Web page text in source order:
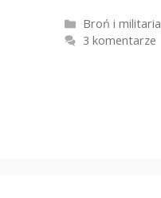
Kategorie
Broń i militaria
3 komentarze